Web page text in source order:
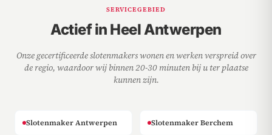
SERVICEGEBIED
Actief in Heel Antwerpen
Onze gecertificeerde slotenmakers wonen en werken verspreid over
de regio, waardoor wij binnen 20-30 minuten bij u ter plaatse
kunnen zijn.
Slotenmaker Antwerpen Slotenmaker Berchem